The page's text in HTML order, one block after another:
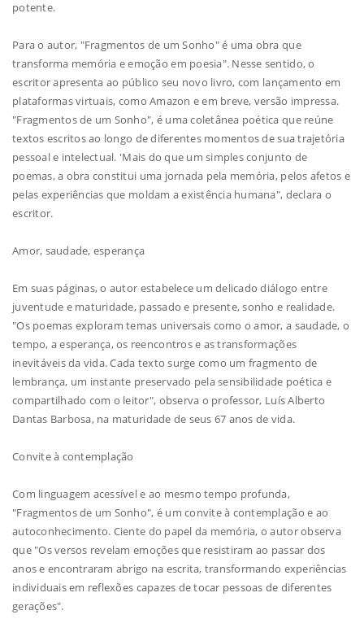
potente.
Para o autor, "Fragmentos de um Sonho" é uma obra que
transforma memória e emoção em poesia". Nesse sentido, o
escritor apresenta ao público seu novo livro, com lançamento em
plataformas virtuais, como Amazon e em breve, versão impressa.
"Fragmentos de um Sonho", é uma coletânea poética que reúne
textos escritos ao longo de diferentes momentos de sua trajetória
pessoal e intelectual. 'Mais do que um simples conjunto de
poemas, a obra constitui uma jornada pela memória, pelos afetos e
pelas experiências que moldam a existência humana", declara o
escritor.
Amor, saudade, esperança
Em suas páginas, o autor estabelece um delicado diálogo entre
juventude e maturidade, passado e presente, sonho e realidade.
"Os poemas exploram temas universais como o amor, a saudade, o
tempo, a esperança, os reencontros e as transformações
inevitáveis da vida. Cada texto surge como um fragmento de
lembrança, um instante preservado pela sensibilidade poética e
compartilhado com o leitor", observa o professor, Luís Alberto
Dantas Barbosa, na maturidade de seus 67 anos de vida.
Convite à contemplação
Com linguagem acessível e ao mesmo tempo profunda,
"Fragmentos de um Sonho", é um convite à contemplação e ao
autoconhecimento. Ciente do papel da memória, o autor observa
que "Os versos revelam emoções que resistiram ao passar dos
anos e encontraram abrigo na escrita, transformando experiências
individuais em reflexões capazes de tocar pessoas de diferentes
gerações".